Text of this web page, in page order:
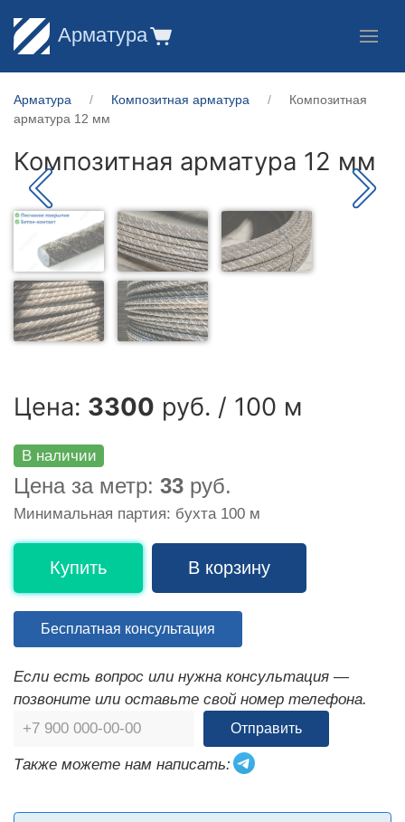
Арматура
Арматура Композитная арматура
Композитная
арматура 12 мм
Композитная арматура 12 мм
Цена: 3300 руб. / 100 м
В наличии
Цена за метр: 33 руб.
Минимальная партия: бухта 100 м
Купить В корзину
Бесплатная консультация
Если есть вопрос или нужна консультация —
позвоните или оставьте свой номер телефона.
Отправить
Также можете нам написать: